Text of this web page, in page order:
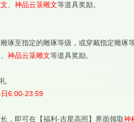
神品云箓雕文等道具奖励。
琢至指定的雕琢等级，或穿戴指定雕琢
神品云箓雕文等道具奖励。
6:00-23:59
，即可在【福利-吉星高照】界面领取神